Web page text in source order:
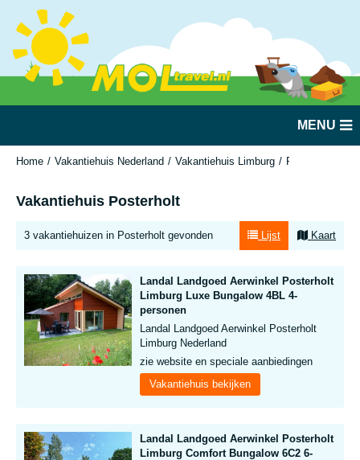
MENU
Home Vakantiehuis Nederland Vakantiehuis Limburg Posterholt
Vakantiehuis Posterholt
3 vakantiehuizen in Posterholt gevonden Lijst Kaart
Landal Landgoed Aerwinkel Posterholt
Limburg Luxe Bungalow 4BL 4-
personen
Landal Landgoed Aerwinkel Posterholt
Limburg Nederland
zie website en speciale aanbiedingen
Vakantiehuis bekijken
Landal Landgoed Aerwinkel Posterholt
Limburg Comfort Bungalow 6C2 6-